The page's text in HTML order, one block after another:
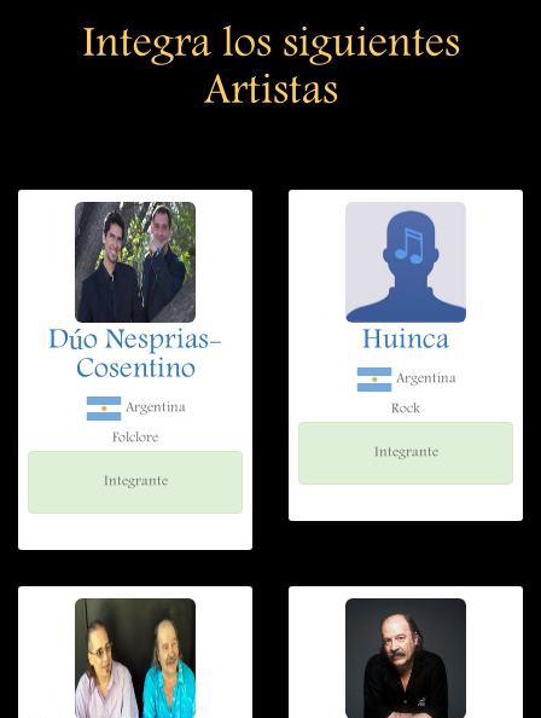
Integra los siguientes
Artistas
Dúo Nesprias-
Cosentino
Argentina
Folclore
Integrante
Huinca
Argentina
Rock
Integrante